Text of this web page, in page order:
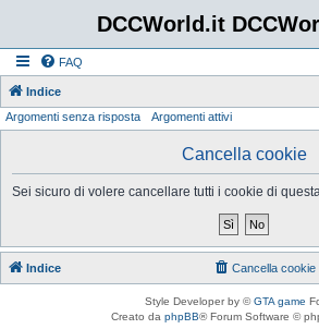
DCCWorld.it
FAQ
Indice
Argomenti senza risposta Argomenti attivi
Cancella cookie
Sei sicuro di volere cancellare tutti i cookie di
Indice Cancella cookie
Style Developer by ©GTA game
Creato da phpBB® Forum Software ©